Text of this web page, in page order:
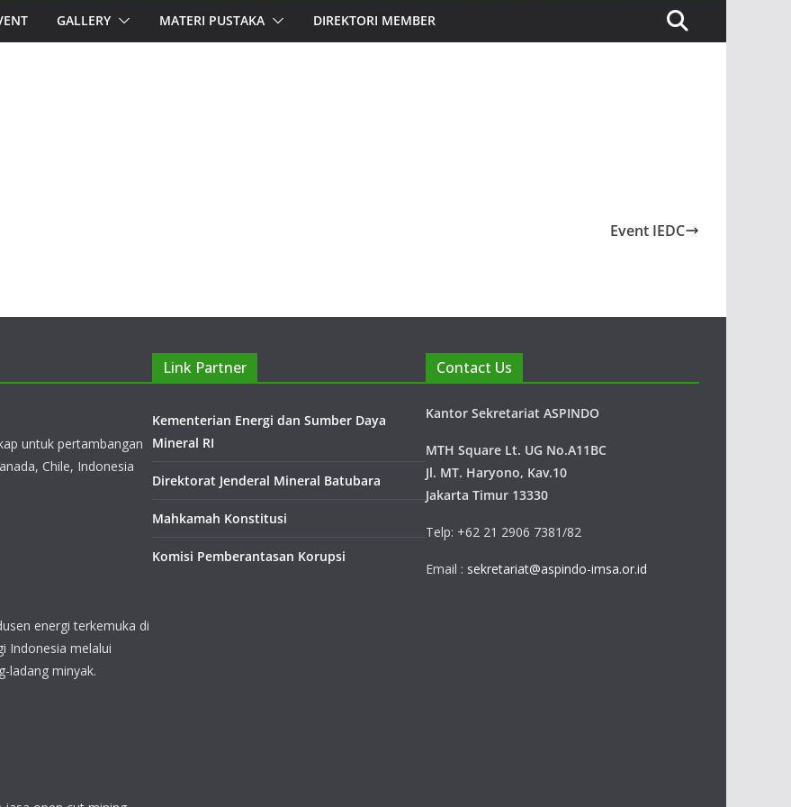
GALLERY MATERI PUSTAKA DIREKTORI MEMBER
Event IEDC
yang terlengkap untuk
di Australia,
menjadi produsen
berupaya menggali
produksi
Link Partner
Kementerian Energi dan Sumber Daya
Mineral RI
Direktorat Jenderal Mineral Batubara
Mahkamah Konstitusi
Komisi Pemberantasan Korupsi
Contact Us
Kantor Sekretariat ASPINDO
MTH Square Lt. UG No.A11BC
Jl. MT. Haryono, Kav.10
Jakarta Timur 13330
Telp: +62 21 2906 7381/82
Email : sekretariat@aspindo-imsa.or.id